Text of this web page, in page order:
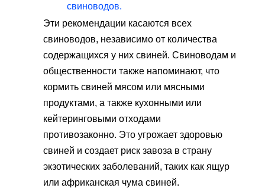
свиноводов.
Эти рекомендации касаются всех
свиноводов, независимо от количества
содержащихся у них свиней. Свиноводам и
общественности также напоминают, что
кормить свиней мясом или мясными
продуктами, а также кухонными или
кейтеринговыми отходами
противозаконно. Это угрожает здоровью
свиней и создает риск завоза в страну
экзотических заболеваний, таких как ящур
или африканская чума свиней.